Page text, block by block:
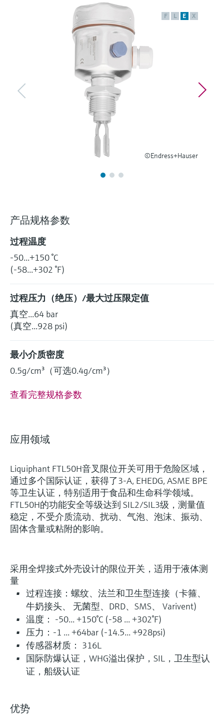
Applicator 选型和计算软件
通过应用参数查找、选择并配置产品
查找产品具体信息和文档
备件查找工具
您可通过产品型号、订单代码或序列号，轻
Level measurement with pressure
微波传输测量原理
Memosens数字技术
决策级过程透明度，赋能卓越运营 F L E X
©Endress+Hauser
产品规格参数
过程温度
-50...+150 °C
(-58...+302 °F)
过程压力（绝压）/最大过压限定值
真空...64 bar
(真空...928 psi)
最小介质密度
0.5g/cm³（可选0.4g/cm³）
查看完整规格参数
应用领域
Liquiphant FTL50H音叉限位开关可用于危险区域，
通过多个国际认证，获得了3-A, EHEDG, ASME BPE
等卫生认证，特别适用于食品和生命科学领域。
FTL50H的功能安全等级达到 SIL2/SIL3级，测量值
稳定，不受介质流动、扰动、气泡、泡沫、振动、
固体含量或粘附的影响。
采用全焊接式外壳设计的限位开关，适用于液体测
量
过程连接：螺纹、法兰和卫生型连接（卡箍、
牛奶接头、 无菌型、DRD、SMS、 Varivent)
温度： -50... +150°C (-58 ... +302°F)
压力：-1 ... +64bar (-14.5... +928psi)
传感器材质： 316L
国际防爆认证，WHG溢出保护，SIL，卫生型认
证，船级认证
优势